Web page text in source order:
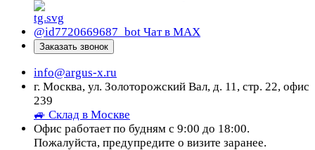
@id7720669687_bot Чат в МАХ
Заказать звонок
info@argus-x.ru
г. Москва, ул. Золоторожский Вал, д. 11, стр. 22, офис
239
🚙 Склад в Москве
Офис работает по будням с 9:00 до 18:00.
Пожалуйста, предупредите о визите заранее.